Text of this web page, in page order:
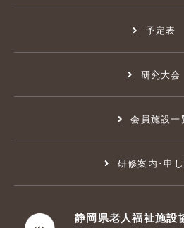
予定表
研究大会
会員施設一
研修案内･申
静岡県老人福祉施設